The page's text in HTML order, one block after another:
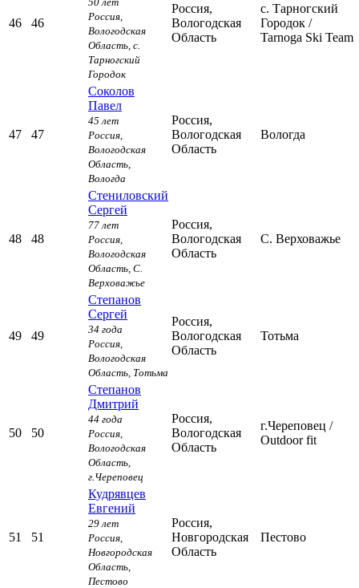
46 46
Россия,
Вологодская
Область, с.
Тарногский
Городок
Россия,
Вологодская
Область
с. Тарногский
Городок /
Tarnoga Ski Team
47 47
Соколов
Павел
45 лет
Россия,
Вологодская
Область,
Вологда
Россия,
Вологодская
Область
Вологда
48 48
Стениловский
Сергей
77 лет
Россия,
Вологодская
Область, С.
Верховажье
Россия,
Вологодская
Область
С. Верховажье
49 49
Степанов
Сергей
34 года
Россия,
Вологодская
Область, Тотьма
Россия,
Вологодская
Область
Тотьма
50 50
Степанов
Дмитрий
44 года
Россия,
Вологодская
Область,
г.Череповец
Россия,
Вологодская
Область
г.Череповец /
Outdoor fit
51 51
Кудрявцев
Евгений
29 лет
Россия,
Новгородская
Область,
Пестово
Россия,
Новгородская
Область
Пестово